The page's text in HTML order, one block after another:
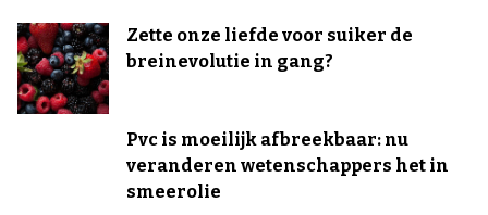
Zette onze liefde voor suiker de
breinevolutie in gang?
Pvc is moeilijk afbreekbaar: nu
veranderen wetenschappers het in
smeerolie